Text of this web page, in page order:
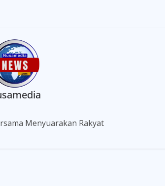
Menyuarakan Rakyat